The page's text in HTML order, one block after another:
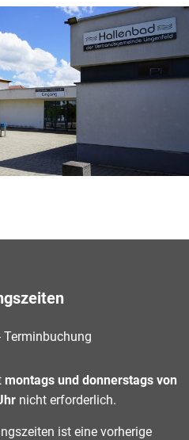
Terminbuchung
montags und donnerstags von
nicht erforderlich.
ist eine vorherige